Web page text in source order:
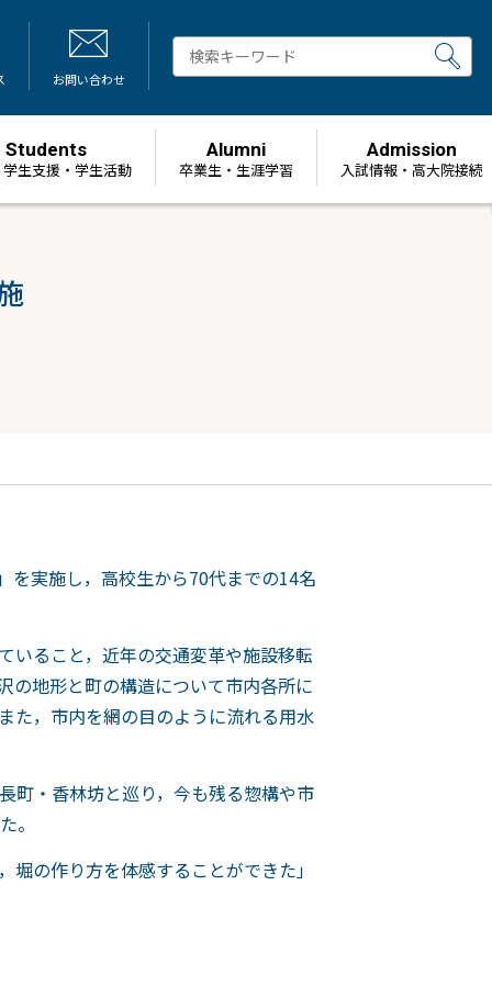
お問い合わせ
Students
生支援・学生活動
Alumni
卒業生・生涯学習
Admission
⼊試情報・高大院接続
を実施し，高校生から70代までの14名
いること，近年の交通変革や施設移転
の地形と町の構造について市内各所に
た，市内を網の目のように流れる用水
町・香林坊と巡り，今も残る惣構や市
。
の作り方を体感することができた」